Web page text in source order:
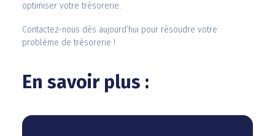
optimiser votre trésorerie.
Contactez-nous dès aujourd’hui pour résoudre votre
problème de trésorerie !
En savoir plus :